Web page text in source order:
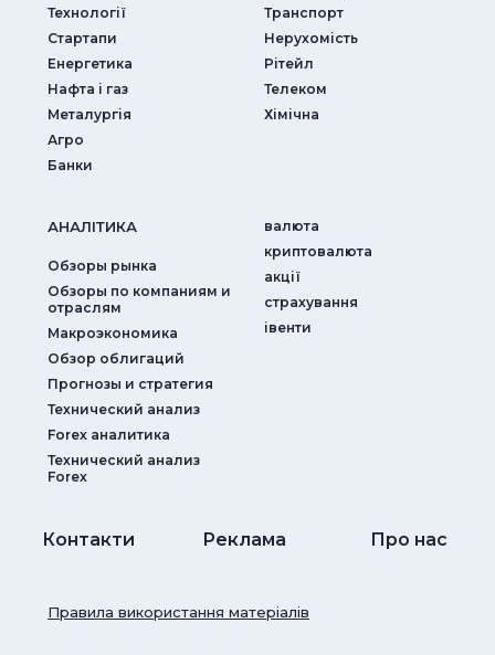
Технології
Стартапи
Енергетика
Нафта і газ
Металургія
Агро
Банки
Транспорт
Нерухомість
Рітейл
Телеком
Хімічна
АНАЛIТИКА
Обзоры рынка
Обзоры по компаниям и
отраслям
Макроэкономика
Обзор облигаций
Прогнозы и стратегия
Технический анализ
Forex аналитика
Технический анализ
Forex
валюта
криптовалюта
акції
страхування
iвенти
Контакти Реклама Про нас
Правила використання матеріалів